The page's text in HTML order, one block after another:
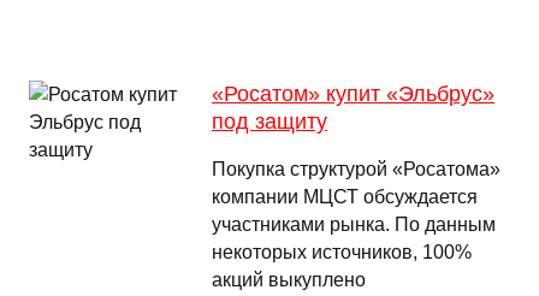
«Росатом» купит «Эльбрус»
под защиту
Покупка структурой «Росатома»
компании МЦСТ обсуждается
участниками рынка. По данным
некоторых источников, 100%
акций выкуплено